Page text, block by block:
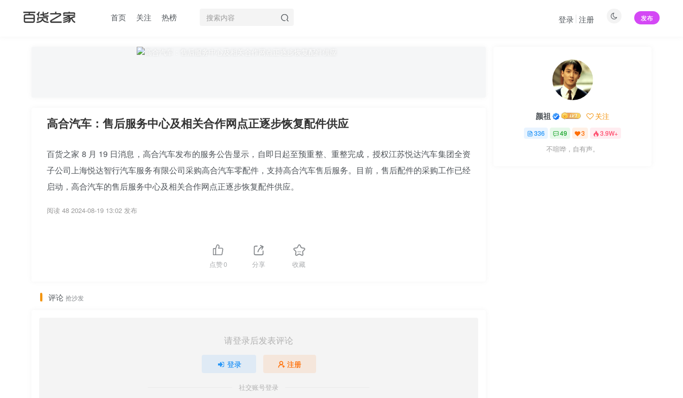
首页 关注 热榜 发布
登录 注册
高合汽车：售后服务中心及相关合作网点正逐步恢复配件供应
百货之家 8 月 19 日消息，高合汽车发布的服务公告显示，自即日起至预重整、重整完成，授权江苏悦达汽车集团全资
子公司上海悦达智行汽车服务有限公司采购高合汽车零配件，支持高合汽车售后服务。目前，售后配件的采购工作已经
启动，高合汽车的售后服务中心及相关合作网点正逐步恢复配件供应。
阅读 48 2024-08-19 13:02 发布
点赞0 分享 收藏
评论 抢沙发
请登录后发表评论
登录 注册
社交账号登录
颜祖 关注
336 49 3 3.9W+
不喧哗，自有声。